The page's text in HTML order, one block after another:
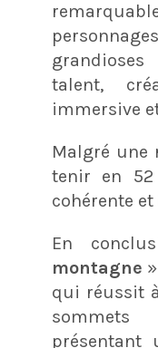
talent,
immersive
Malgré
tenir en 52
cohérente
En
montagne
qui réussit
présentant